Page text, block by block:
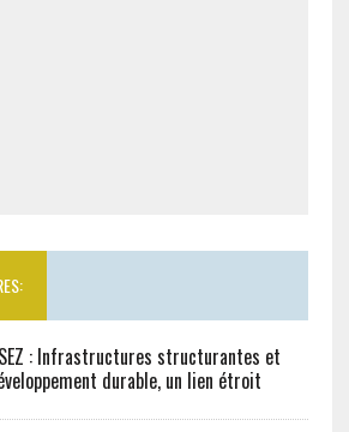
: Infrastructures structurantes et
durable, un lien étroit